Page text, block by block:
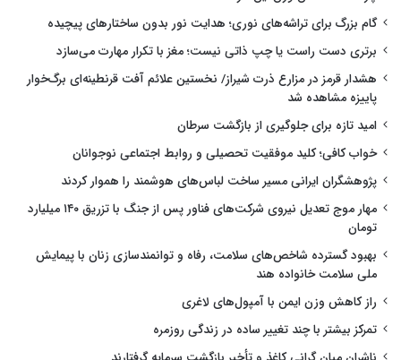
گام بزرگ برای تراشه‌های نوری؛ هدایت نور بدون ساختارهای پیچیده
برتری دست راست یا چپ ذاتی نیست؛ مغز با تکرار مهارت می‌سازد
هشدار قرمز در مزارع ذرت شیراز/ نخستین علائم آفت قرنطینه‌ای برگ‌خوار
پاییزه مشاهده شد
امید تازه برای جلوگیری از بازگشت سرطان
خواب کافی؛ کلید موفقیت تحصیلی و روابط اجتماعی نوجوانان
پژوهشگران ایرانی مسیر ساخت لباس‌های هوشمند را هموار کردند
مهار موج تعدیل نیروی شرکت‌های فناور پس از جنگ با تزریق ۱۴۰ میلیارد
تومان
بهبود گسترده شاخص‌های سلامت، رفاه و توانمندسازی زنان با پیمایش
ملی سلامت خانواده هند
راز کاهش وزن ایمن با آمپول‌های لاغری
تمرکز بیشتر با چند تغییر ساده در زندگی روزمره